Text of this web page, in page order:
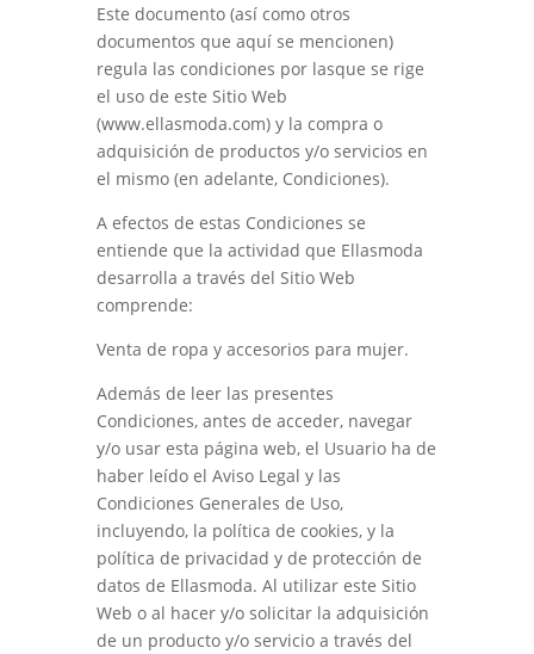
Este documento (así como otros
documentos que aquí se mencionen)
regula las condiciones por lasque se rige
el uso de este Sitio Web
(www.ellasmoda.com) y la compra o
adquisición de productos y/o servicios en
el mismo (en adelante, Condiciones).
A efectos de estas Condiciones se
entiende que la actividad que Ellasmoda
desarrolla a través del Sitio Web
comprende:
Venta de ropa y accesorios para mujer.
Además de leer las presentes
Condiciones, antes de acceder, navegar
y/o usar esta página web, el Usuario ha de
haber leído el Aviso Legal y las
Condiciones Generales de Uso,
incluyendo, la política de cookies, y la
política de privacidad y de protección de
datos de Ellasmoda. Al utilizar este Sitio
Web o al hacer y/o solicitar la adquisición
de un producto y/o servicio a través del